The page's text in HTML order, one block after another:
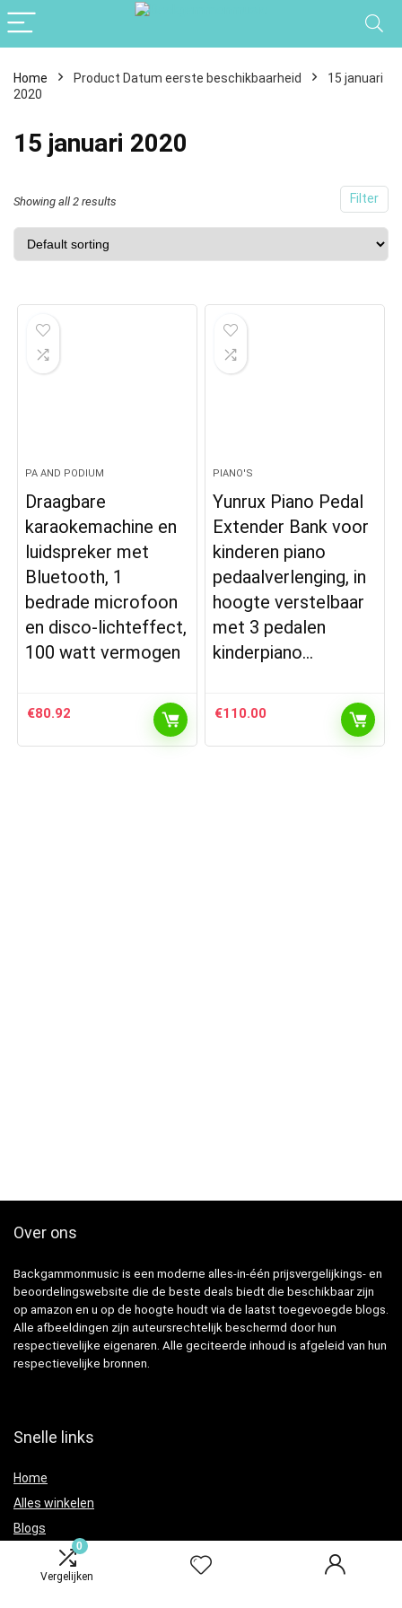
0
Vergelijken
Home Product Datum eerste beschikbaarheid
15 januari
2020
15 januari 2020
Filter
Showing all 2 results
PA AND PODIUM
Draagbare
karaokemachine en
luidspreker met
Bluetooth, 1
bedrade microfoon
en disco-lichteffect,
100 watt vermogen
€80.92
PIANO'S
Yunrux Piano Pedal
Extender Bank voor
kinderen piano
pedaalverlenging, in
hoogte verstelbaar
met 3 pedalen
kinderpiano…
€110.00
Over ons
Backgammonmusic is een moderne alles-in-één prijsvergelijkings- en
beoordelingswebsite die de beste deals biedt die beschikbaar zijn
op amazon en u op de hoogte houdt via de laatst toegevoegde blogs.
Alle afbeeldingen zijn auteursrechtelijk beschermd door hun
respectievelijke eigenaren. Alle geciteerde inhoud is afgeleid van hun
respectievelijke bronnen.
Snelle links
Home
Alles winkelen
Blogs
Adverteren?
Onze webshops